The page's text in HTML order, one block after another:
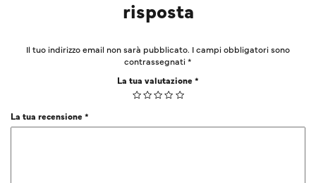
risposta
Il tuo indirizzo email non sarà pubblicato. I campi obbligatori sono
contrassegnati*
La tua valutazione*
La tua recensione*